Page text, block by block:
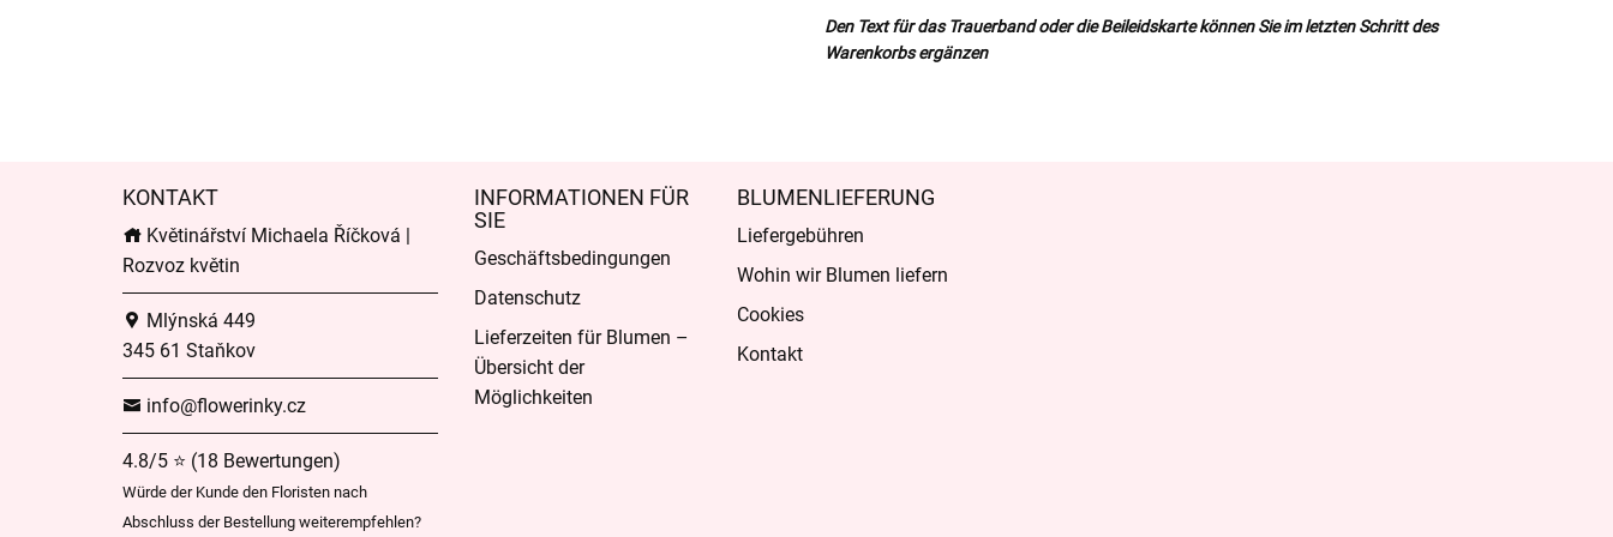
Den Text für das Trauerband oder die Beileidskarte können Sie im letzten Schritt des
Warenkorbs ergänzen
KONTAKT
Květinářství Michaela Říčková |
Rozvoz květin
Mlýnská 449
345 61 Staňkov
info@flowerinky.cz
4.8/5 ⭐ (18 Bewertungen)
Würde der Kunde den Floristen nach
Abschluss der Bestellung weiterempfehlen?
INFORMATIONEN FÜR
SIE
Geschäftsbedingungen
Datenschutz
Lieferzeiten für Blumen –
Übersicht der
Möglichkeiten
BLUMENLIEFERUNG
Liefergebühren
Wohin wir Blumen liefern
Cookies
Kontakt